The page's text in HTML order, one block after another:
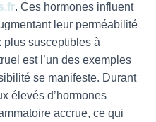
. Ces hormones influent
leur perméabilité
plus susceptibles à
est l’un des exemples
se manifeste. Durant
élevés d’hormones
accrue, ce qui